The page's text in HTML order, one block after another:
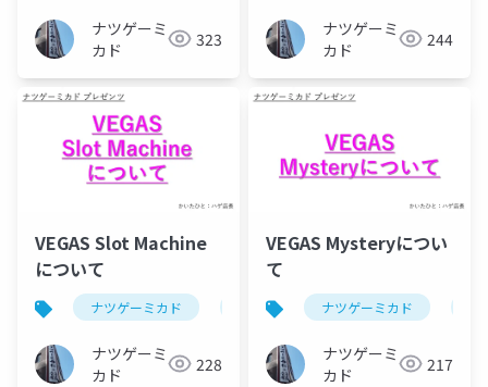
ナツゲーミ
カド
323
ナツゲーミ
カド
244
VEGAS Slot Machine
について
ナツゲーミカド ピンボール vegas(ピンボール)
ナツゲーミ
カド
228
VEGAS Mysteryについ
て
ナツゲーミカド
ナツゲーミ
カド
217